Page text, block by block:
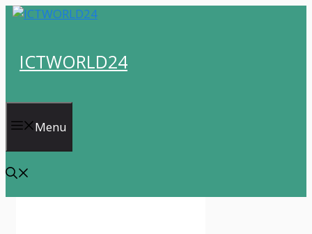
Skip
ICTWORLD24
Menu